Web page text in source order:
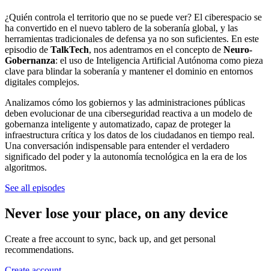
¿Quién controla el territorio que no se puede ver? El ciberespacio se
ha convertido en el nuevo tablero de la soberanía global, y las
herramientas tradicionales de defensa ya no son suficientes. En este
episodio de TalkTech, nos adentramos en el concepto de Neuro-
Gobernanza: el uso de Inteligencia Artificial Autónoma como pieza
clave para blindar la soberanía y mantener el dominio en entornos
digitales complejos.
Analizamos cómo los gobiernos y las administraciones públicas
deben evolucionar de una ciberseguridad reactiva a un modelo de
gobernanza inteligente y automatizado, capaz de proteger la
infraestructura crítica y los datos de los ciudadanos en tiempo real.
Una conversación indispensable para entender el verdadero
significado del poder y la autonomía tecnológica en la era de los
algoritmos.
See all episodes
Never lose your place, on any device
Create a free account to sync, back up, and get personal
recommendations.